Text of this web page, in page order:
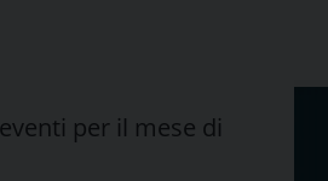
per il mese di